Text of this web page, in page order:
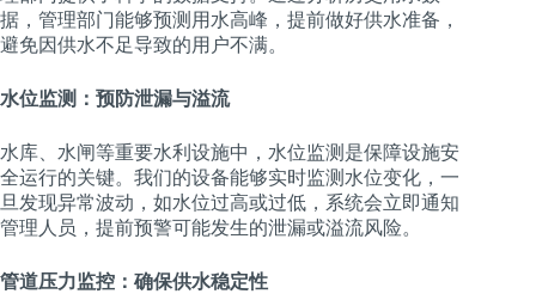
据，管理部门能够预测用水高峰，提前做好供水准备，
避免因供水不足导致的用户不满。
水位监测：预防泄漏与溢流
水库、水闸等重要水利设施中，水位监测是保障设施安
全运行的关键。我们的设备能够实时监测水位变化，一
旦发现异常波动，如水位过高或过低，系统会立即通知
管理人员，提前预警可能发生的泄漏或溢流风险。
管道压力监控：确保供水稳定性